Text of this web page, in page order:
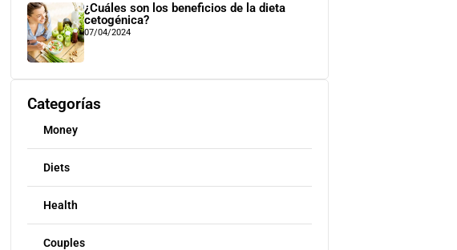
¿Cuáles son los beneficios de la dieta
cetogénica?
07/04/2024
Categorías
Money
Diets
Health
Couples